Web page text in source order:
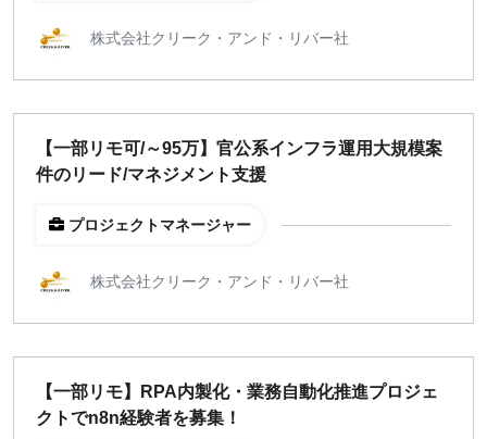
週2日
東京
名古屋
福岡
募集中のみ表示
株式会社クリーク・アンド・リバー社
【一部リモ可/～95万】官公系インフラ運用大規模案
件のリード/マネジメント支援
プロジェクトマネージャー
株式会社クリーク・アンド・リバー社
【一部リモ】RPA内製化・業務自動化推進プロジェ
クトでn8n経験者を募集！